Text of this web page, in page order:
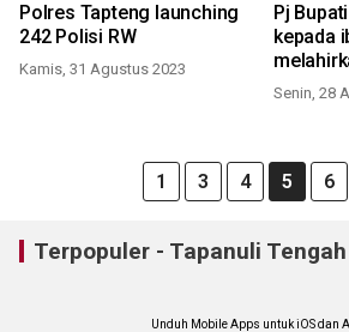
Polres Tapteng launching
242 Polisi RW
Kamis, 31 Agustus 2023
Pj
kepada
Tapteng
Senin, 28
1 3 4 5 6
Terpopuler - Tapanuli Tengah
Unduh Mobile Apps untuk iOS dan